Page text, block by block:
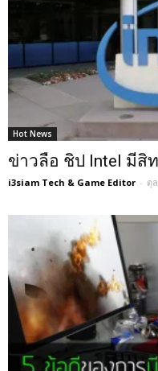
Hot News
ข่าวลือ ชิป Intel มีสิ
i3siam Tech & Game Editor - ตุ